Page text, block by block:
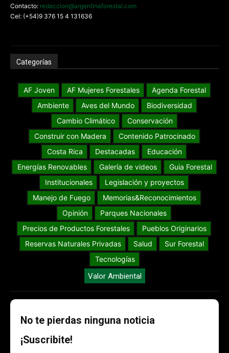
Contacto: redaccion@argentinaforestal.com
Cel: (+54)9 376 15 4 131636
Categorías
AF Joven AF Mujeres Forestales
Agenda Forestal
Ambiente
Aves del Mundo
Biodiversidad
Cambio Climático
Conservación
Construir con Madera
Contenido Patrocinado
Costa Rica
Destacadas
Educación
Energías Renovables
Galería de videos
Guia Forestal
Institucionales
Legislación y proyectos
Manejo de Fuego
Memorias&Reconocimientos
Opinión
Parques Nacionales
Precios de Productos Forestales
Pueblos Originarios
Reservas Naturales Privadas
Salud
Sur Forestal
Tecnologías
Valor Ambiental
No te pierdas ninguna noticia
¡Suscribite!